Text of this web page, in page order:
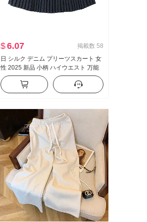
$6.07 掲載数 58
日 シルク デニム プリーツスカート 女
性 2025 新品 小柄 ハイウエスト 万能
ミニスカート プレッピースタイル A字
ハーフ スカート